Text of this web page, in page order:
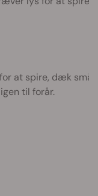
at spire, dæk små
til forår.